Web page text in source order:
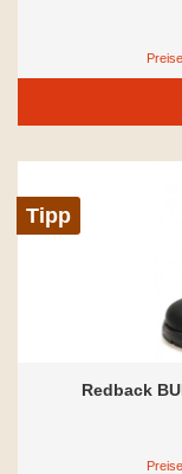
Tipp
Redback